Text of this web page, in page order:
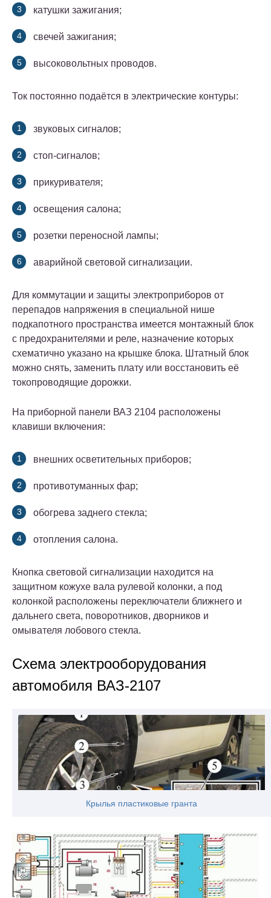
катушки зажигания;
свечей зажигания;
высоковольтных проводов.
Ток постоянно подаётся в электрические контуры:
звуковых сигналов;
стоп-сигналов;
прикуривателя;
освещения салона;
розетки переносной лампы;
аварийной световой сигнализации.
Для коммутации и защиты электроприборов от
перепадов напряжения в специальной нише
подкапотного пространства имеется монтажный блок
с предохранителями и реле, назначение которых
схематично указано на крышке блока. Штатный блок
можно снять, заменить плату или восстановить её
токопроводящие дорожки.
На приборной панели ВАЗ 2104 расположены
клавиши включения:
внешних осветительных приборов;
противотуманных фар;
обогрева заднего стекла;
отопления салона.
Кнопка световой сигнализации находится на
защитном кожухе вала рулевой колонки, а под
колонкой расположены переключатели ближнего и
дальнего света, поворотников, дворников и
омывателя лобового стекла.
Схема электрооборудования
автомобиля ВАЗ-2107
Крылья пластиковые гранта